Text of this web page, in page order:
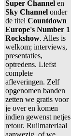
Super Channel en
Sky Channel onder
de titel Countdown
Europe's Number 1
Rockshow. Alles is
welkom; interviews,
presentaties,
optredens. Liefst
complete
afleveringen. Zelf
opgenomen banden
zetten we gratis voor
je over en komen
indien gewenst netjes
retour. Ruilmateriaal
aanwezig, of we